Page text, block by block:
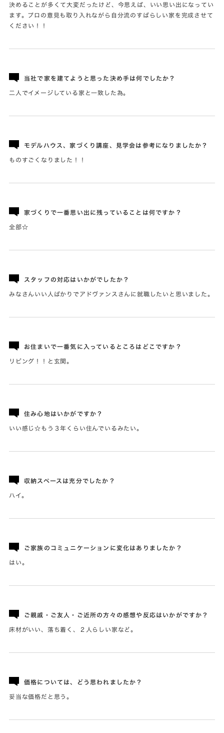
決めることが多くて大変だったけど、今思えば、いい思い出になってい
ます。プロの意見も取り入れながら自分流のすばらしい家を完成させて
ください！！
当社で家を建てようと思った決め手は何でしたか？
二人でイメージしている家と一致した為。
モデルハウス、家づくり講座、見学会は参考になりましたか？
ものすごくなりました！！
家づくりで一番思い出に残っていることは何ですか？
全部☆
スタッフの対応はいかがでしたか？
みなさんいい人ばかりでアドヴァンスさんに就職したいと思いました。
お住まいで一番気に入っているところはどこですか？
リビング！！と玄関。
住み心地はいかがですか？
いい感じ☆もう３年くらい住んでいるみたい。
収納スペースは充分でしたか？
ハイ。
ご家族のコミュニケーションに変化はありましたか？
はい。
ご親戚・ご友人・ご近所の方々の感想や反応はいかがですか？
床材がいい、落ち着く、２人らしい家など。
価格については、どう思われましたか？
妥当な価格だと思う。